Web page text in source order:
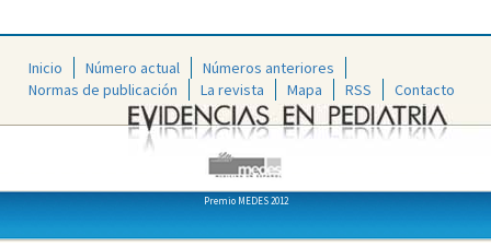
Inicio Número actual
Números anteriores
Normas de publicación
La revista Mapa RSS Contacto
Premio MEDES 2012